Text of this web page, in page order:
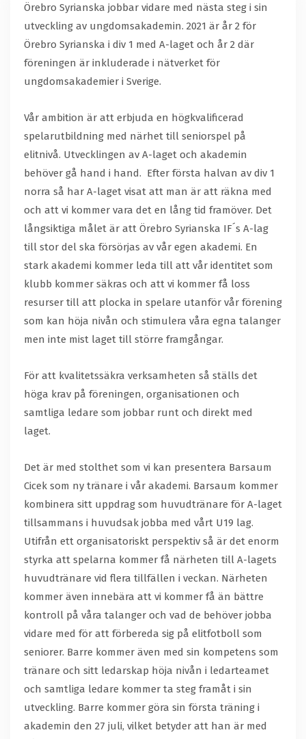
Örebro Syrianska jobbar vidare med nästa steg i sin
utveckling av ungdomsakademin. 2021 är år 2 för
Örebro Syrianska i div 1 med A-laget och år 2 där
föreningen är inkluderade i nätverket för
ungdomsakademier i Sverige.
Vår ambition är att erbjuda en högkvalificerad
spelarutbildning med närhet till seniorspel på
elitnivå. Utvecklingen av A-laget och akademin
behöver gå hand i hand. Efter första halvan av div 1
norra så har A-laget visat att man är att räkna med
och att vi kommer vara det en lång tid framöver. Det
långsiktiga målet är att Örebro Syrianska IF´s A-lag
till stor del ska försörjas av vår egen akademi. En
stark akademi kommer leda till att vår identitet som
klubb kommer säkras och att vi kommer få loss
resurser till att plocka in spelare utanför vår förening
som kan höja nivån och stimulera våra egna talanger
men inte mist laget till större framgångar.
För att kvalitetssäkra verksamheten så ställs det
höga krav på föreningen, organisationen och
samtliga ledare som jobbar runt och direkt med
laget.
Det är med stolthet som vi kan presentera Barsaum
Cicek som ny tränare i vår akademi. Barsaum kommer
kombinera sitt uppdrag som huvudtränare för A-laget
tillsammans i huvudsak jobba med vårt U19 lag.
Utifrån ett organisatoriskt perspektiv så är det enorm
styrka att spelarna kommer få närheten till A-lagets
huvudtränare vid flera tillfällen i veckan. Närheten
kommer även innebära att vi kommer få än bättre
kontroll på våra talanger och vad de behöver jobba
vidare med för att förbereda sig på elitfotboll som
seniorer. Barre kommer även med sin kompetens som
tränare och sitt ledarskap höja nivån i ledarteamet
och samtliga ledare kommer ta steg framåt i sin
utveckling. Barre kommer göra sin första träning i
akademin den 27 juli, vilket betyder att han är med